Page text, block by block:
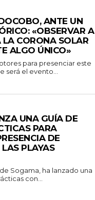
ANTE UN
«OBSERVAR A
LA CORONA SOLAR
ALGO ÚNICO»
para presenciar este
será el evento...
UNA GUÍA DE
PARA
DE
PLAYAS
Sogama, ha lanzado una
con...